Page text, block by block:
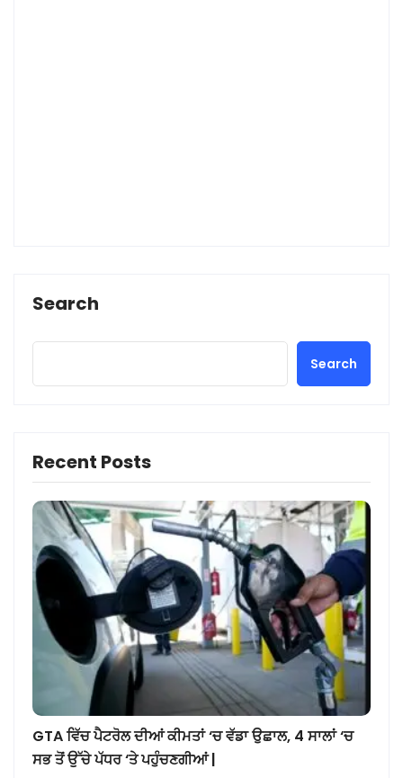
Search
Search
Recent Posts
GTA ਵਿੱਚ ਪੈਟਰੋਲ ਦੀਆਂ ਕੀਮਤਾਂ ‘ਚ ਵੱਡਾ ਉਛਾਲ, 4 ਸਾਲਾਂ ‘ਚ
ਸਭ ਤੋਂ ਉੱਚੇ ਪੱਧਰ ‘ਤੇ ਪਹੁੰਚਣਗੀਆਂ |